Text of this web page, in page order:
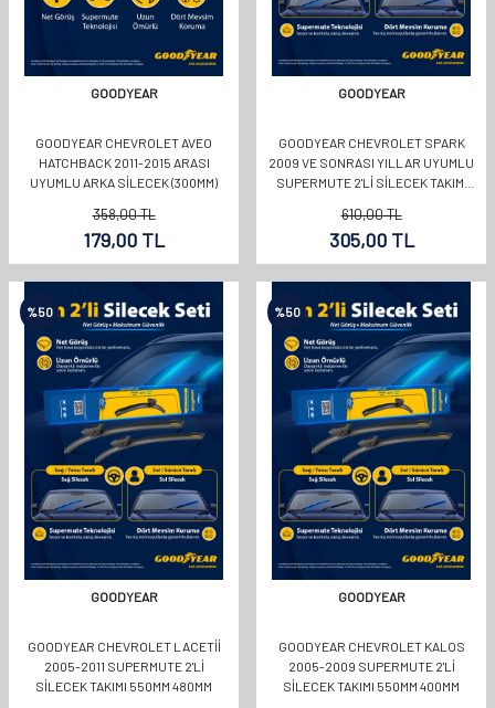
GOODYEAR
GOODYEAR CHEVROLET AVEO
HATCHBACK 2011-2015 ARASI
UYUMLU ARKA SILECEK (300MM)
358,00TL
179,00 TL
GOODYEAR
GOODYEAR CHEVROLET SPARK
2009 VE SONRASI YILLAR UYUMLU
SUPERMUTE 2'LI SILECEK TAKIMI
610,00TL
305,00TL
%50
GOODYEAR
GOODYEAR CHEVROLET LACETII
2005-2011 SUPERMUTE 2'LI
SILECEK TAKIMI 550MM 480MM
%50
GOODYEAR
GOODYEAR CHEVROLET KALOS
2005-2009 SUPERMUTE 2'LI
SILECEK TAKIMI 550MM 400MM